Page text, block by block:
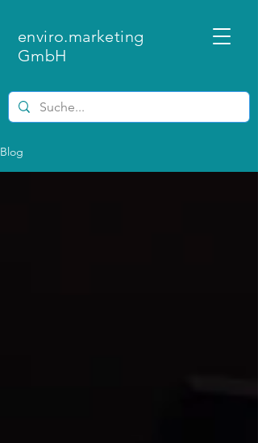
enviro.marketing
GmbH
Blog